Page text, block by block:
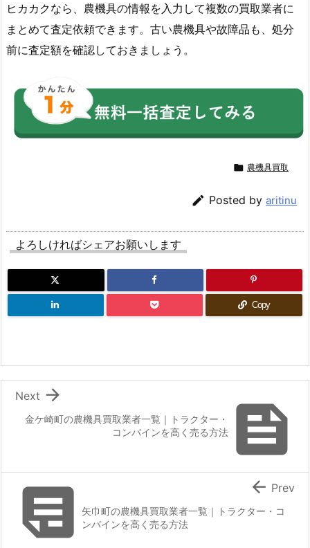
ヒカカクなら、農機具の情報を入力して複数の買取業者に
まとめて査定依頼できます。古い農機具や故障品も、処分
前に査定額を確認しておきましょう。
 農機具買取
 Posted by aritinu
よろしければシェアお願いします
Copy

金ケ崎町の農機具買取業者一覧｜トラクター・
コンバインを高く売る方法

Next
矢巾町の農機具買取業者一覧｜トラクター・コ
ンバインを高く売る方法
 Prev